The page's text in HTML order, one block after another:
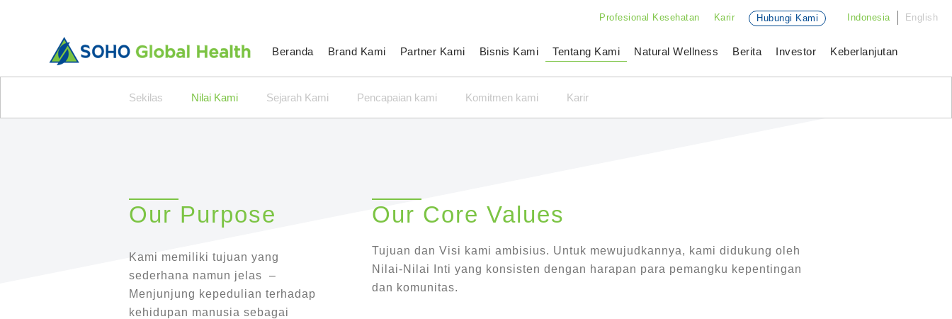
Profesional Kesehatan Karir Hubungi Kami Indonesia English
Beranda Brand Kami Partner Kami Bisnis Kami Tentang Kami Natural Wellness Berita Investor Keberlanjutan
Sekilas Nilai Kami Sejarah Kami Pencapaian kami Komitmen kami Karir
Our Purpose
Kami memiliki tujuan yang
sederhana namun jelas –
Menjunjung kepedulian terhadap
kehidupan manusia sebagai
Our Core Values
Tujuan dan Visi kami ambisius. Untuk mewujudkannya, kami didukung oleh
Nilai-Nilai Inti yang konsisten dengan harapan para pemangku kepentingan
dan komunitas.